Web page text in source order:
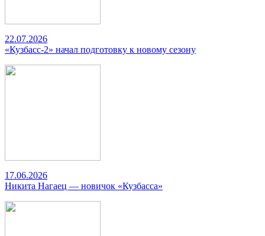
22.07.2026
«Кузбасс-2» начал подготовку к новому сезону
17.06.2026
Никита Нагаец — новичок «Кузбасса»